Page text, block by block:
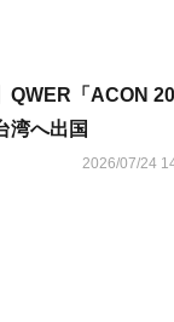
QWER「ACON
湾へ出国
2026/07/24